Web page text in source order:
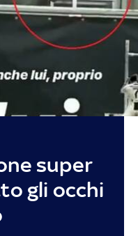
super
gli occhi